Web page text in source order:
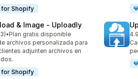
for Shopify
& Image ‑ Uploadly
en total
•Plan gratis disponible
archivos personalizada para
adjunten archivos en
for Shopify
4.9